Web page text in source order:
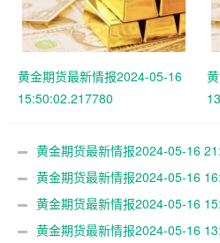
黄金期货最新情报2024-05-16
15:50:02.217780
黄金期货最新情报2024-05-16
黄金期货最新情报2024-05-16
黄金期货最新情报2024-05-16
黄金期货最新情报2024-05-16